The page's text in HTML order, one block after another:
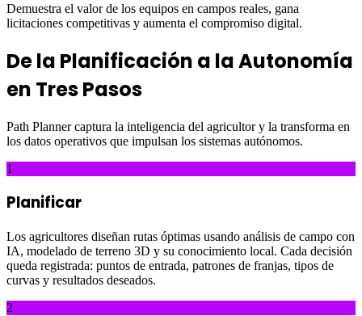
Demuestra el valor de los equipos en campos reales, gana
licitaciones competitivas y aumenta el compromiso digital.
De la Planificación a la Autonomía
en Tres Pasos
Path Planner captura la inteligencia del agricultor y la transforma en
los datos operativos que impulsan los sistemas autónomos.
1
Planificar
Los agricultores diseñan rutas óptimas usando análisis de campo con
IA, modelado de terreno 3D y su conocimiento local. Cada decisión
queda registrada: puntos de entrada, patrones de franjas, tipos de
curvas y resultados deseados.
2